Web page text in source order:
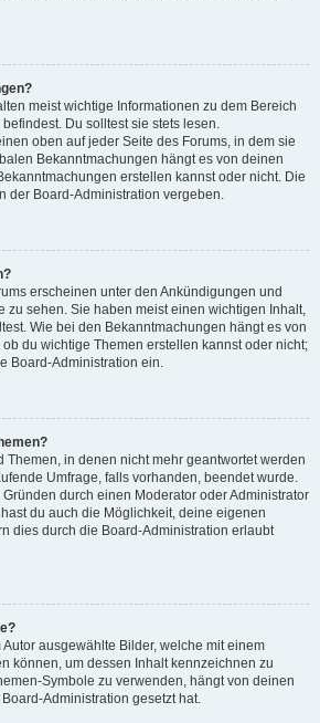
meist wichtige Informationen zu dem Bereich
Du solltest sie stets lesen.
oben auf jeder Seite des Forums, in dem sie
Bekanntmachungen hängt es von deinen
erstellen kannst oder nicht. Die
der Board-Administration vergeben.
erscheinen unter den Ankündigungen und
zu sehen. Sie haben meist einen wichtigen Inhalt,
Wie bei den Bekanntmachungen hängt es von
du wichtige Themen erstellen kannst oder nicht;
Board-Administration ein.
Themen, in denen nicht mehr geantwortet werden
Umfrage, falls vorhanden, beendet wurde.
durch einen Moderator oder Administrator
du auch die Möglichkeit, deine eigenen
dies durch die Board-Administration erlaubt
ausgewählte Bilder, welche mit einem
können, um dessen Inhalt kennzeichnen zu
Symbole zu verwenden, hängt von deinen
Administration gesetzt hat.